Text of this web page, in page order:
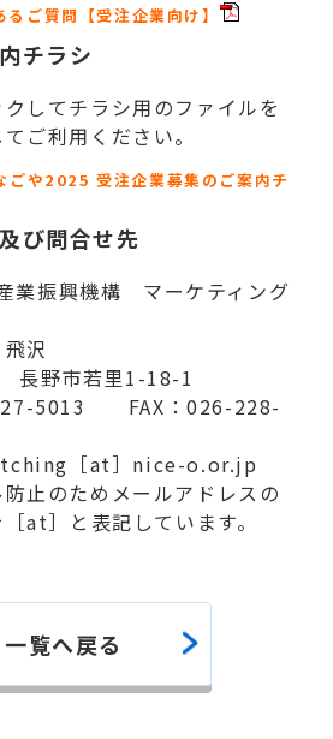
ご質問【受注企業向け】
チラシ
クしてチラシ用のファイルを
ご利用ください。
ごや2025 受注企業募集のご案内チ
び問合せ先
業振興機構 マーケティング
飛沢
野市若里1-18-1
5013 FAX：026-228-
［at］nice-o.or.jp
止のためメールアドレスの
at］と表記しています。
一覧へ戻る